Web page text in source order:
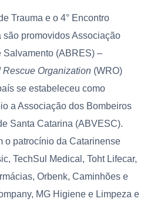
Trauma e o 4° Encontro
são promovidos Associação
Salvamento (ABRES) –
Rescue Organization (WRO)
se estabeleceu como
a Associação dos Bombeiros
Santa Catarina (ABVESC).
o patrocínio da Catarinense
TechSul Medical, Toht Lifecar,
Orbenk, Caminhões e
MG Higiene e Limpeza e